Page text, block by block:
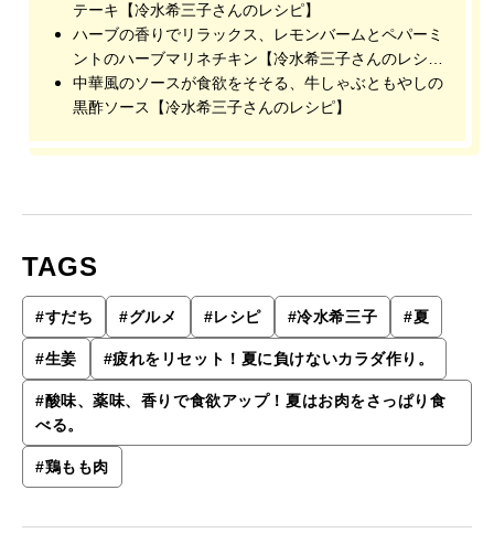
テーキ【冷水希三子さんのレシピ】
ハーブの香りでリラックス、レモンバームとペパーミ
ントのハーブマリネチキン【冷水希三子さんのレシ
ピ】
中華風のソースが食欲をそそる、牛しゃぶともやしの
黒酢ソース【冷水希三子さんのレシピ】
TAGS
#すだち #グルメ #レシピ #冷水希三子 #夏
#生姜 #疲れをリセット！夏に負けないカラダ作り。
#酸味、薬味、香りで食欲アップ！夏はお肉をさっぱり食
べる。
#鶏もも肉